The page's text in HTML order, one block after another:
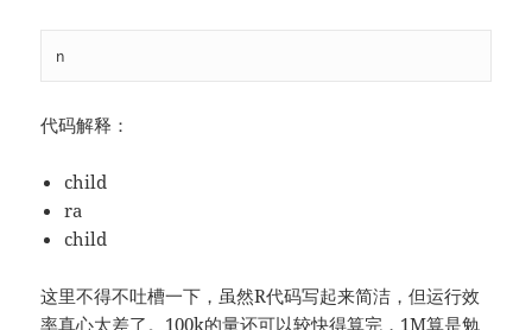
n
代码解释：
child
ra
child
这里不得不吐槽一下，虽然R代码写起来简洁，但运行效
率真心太差了。100k的量还可以较快得算完，1M算是勉